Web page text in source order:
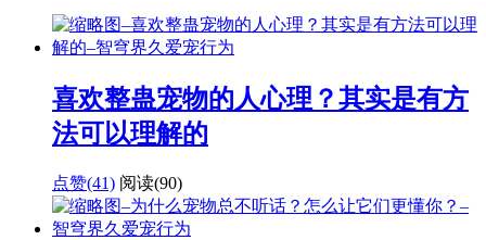
喜欢整蛊宠物的人心理？其实是有方
法可以理解的
点赞(41) 阅读(90)